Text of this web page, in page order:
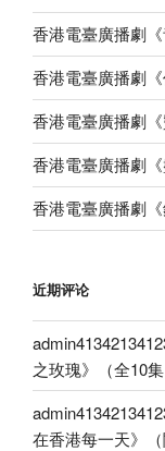
香港電臺廣播劇《
香港電臺廣播劇《
香港電臺廣播劇《
香港電臺廣播劇
香港電臺廣播劇
近期评论
之玫瑰》（全10
在香港每一天》